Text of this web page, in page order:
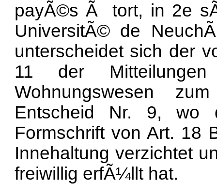
payÃ©s Ã tort, in 2e
UniversitÃ© de
unterscheidet sich der
11 der
Wohnungswesen
Entscheid Nr. 9, wo
Formschrift von Art. 18
Innehaltung verzichtet
freiwillig erfÃ¼llt hat.